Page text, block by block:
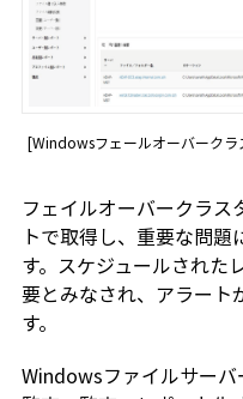
[Windowsフェールオーバーク
フェイルオーバークラス
トで取得し、重要な問
す。スケジュールされた
要とみなされ、アラート
す。
Windowsファイルサー